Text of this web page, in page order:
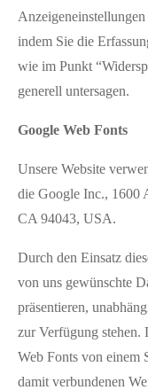
indem Sie die
wie im Punkt
generell untersagen.
Google Web Fonts
Unsere Website
die Google Inc., 1600
CA 94043, USA.
Durch den Einsatz
von uns gewünschte
präsentieren,
zur Verfügung
Web Fonts von einem
damit verbundenen